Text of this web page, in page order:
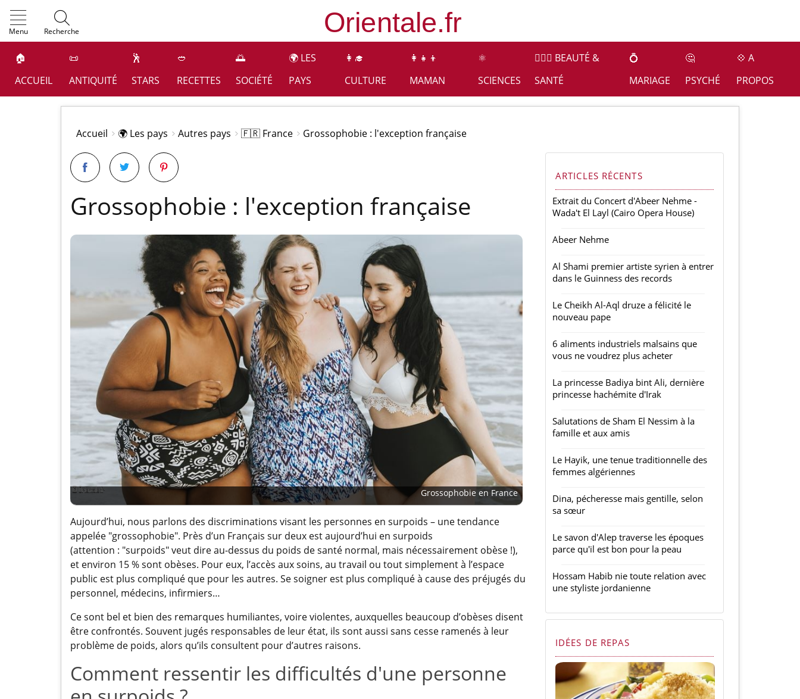
Menu Recherche
🏠
ACCUEIL
📜
ANTIQUITÉ
🕺
STARS
🥙
RECETTES
🌅
SOCIÉTÉ
🌍 LES
PAYS
👩‍🎓
CULTURE
👩‍👧‍👦
MAMAN
⚛️
SCIENCES
👩🏻‍⚕️ BEAUTÉ &
SANTÉ
💍
MARIAGE
🤔
PSYCHÉ
💠 A
PROPOS
Accueil 🌍 Les pays Autres pays 🇫🇷 France Grossophobie : l'exception française
Grossophobie : l'exception française
Grossophobie en France
Aujourd’hui, nous parlons des discriminations visant les personnes en surpoids – une tendance
appelée "grossophobie". Près d’un Français sur deux est aujourd’hui en surpoids
(attention : "surpoids" veut dire au-dessus du poids de santé normal, mais nécessairement obèse !),
et environ 15 % sont obèses. Pour eux, l’accès aux soins, au travail ou tout simplement à l’espace
public est plus compliqué que pour les autres. Se soigner est plus compliqué à cause des préjugés du
personnel, médecins, infirmiers…
Ce sont bel et bien des remarques humiliantes, voire violentes, auxquelles beaucoup d’obèses disent
être confrontés. Souvent jugés responsables de leur état, ils sont aussi sans cesse ramenés à leur
problème de poids, alors qu’ils consultent pour d’autres raisons.
Comment ressentir les difficultés d'une personne
ARTICLES RÉCENTS
Extrait du Concert d'Abeer Nehme -
Wada't El Layl (Cairo Opera House)
Abeer Nehme
Al Shami premier artiste syrien à entrer
dans le Guinness des records
Le Cheikh Al-Aql druze a félicité le
nouveau pape
6 aliments industriels malsains que
vous ne voudrez plus acheter
La princesse Badiya bint Ali, dernière
princesse hachémite d'Irak
Salutations de Sham El Nessim à la
famille et aux amis
Le Hayik, une tenue traditionnelle des
femmes algériennes
Dina, pécheresse mais gentille, selon
sa sœur
Le savon d'Alep traverse les époques
parce qu'il est bon pour la peau
Hossam Habib nie toute relation avec
une styliste jordanienne
IDÉES DE REPAS